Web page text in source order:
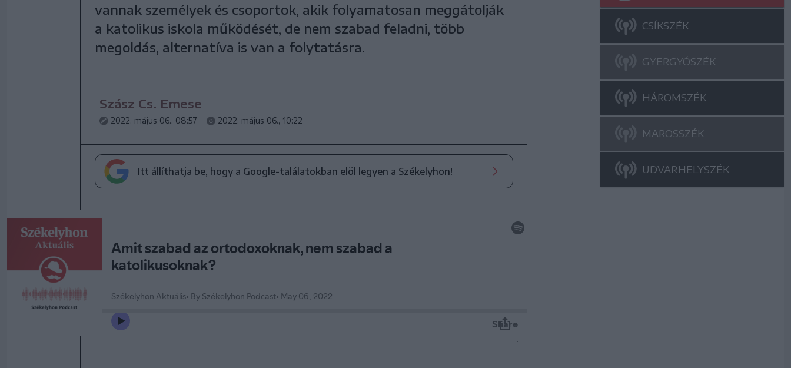
vannak személyek és csoportok, akik folyamatosan meggátolják
a katolikus iskola működését, de nem szabad feladni, több
megoldás, alternatíva is van a folytatásra.
Szász Cs. Emese
2022. május 06., 08:57 2022. május 06., 10:22
Itt állíthatja be, hogy a Google-találatokban elöl legyen a Székelyhon!
CSÍKSZÉK
GYERGYÓSZÉK
HÁROMSZÉK
MAROSSZÉK
UDVARHELYSZÉK